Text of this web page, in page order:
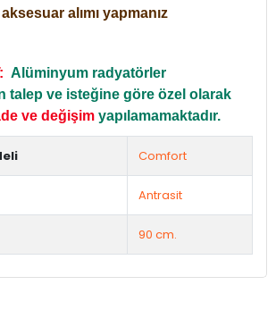
alımı yapmanız
Alüminyum radyatörler
talep ve isteğine göre özel olarak
ve değişim yapılamamaktadır.
Comfort
Antrasit
90 cm.